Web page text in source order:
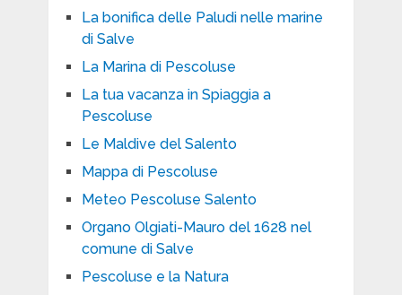
La bonifica delle Paludi nelle marine
di Salve
La Marina di Pescoluse
La tua vacanza in Spiaggia a
Pescoluse
Le Maldive del Salento
Mappa di Pescoluse
Meteo Pescoluse Salento
Organo Olgiati-Mauro del 1628 nel
comune di Salve
Pescoluse e la Natura